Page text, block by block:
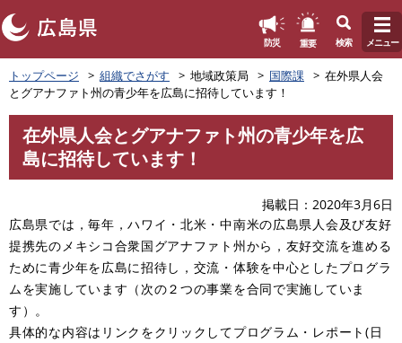
ペ
ー
ジ
の
で
防災 重要 検索 メニュー
トップページ 組織でさがす 地域政策局 国際課
在外県人会
とグアナファト州の青少年を広島に招待しています！
在外県人会とグアナファト州の青少年を広
島に招待しています！
掲載日
2020年3月6日
広島県では，毎年，ハワイ・北米・中南米の広島県人会及び友好
提携先のメキシコ合衆国グアナファト州から，友好交流を進める
ために青少年を広島に招待し，交流・体験を中心としたプログラ
ムを実施しています（次の２つの事業を合同で実施していま
す）。
具体的な内容はリンクをクリックしてプログラム・レポート(日